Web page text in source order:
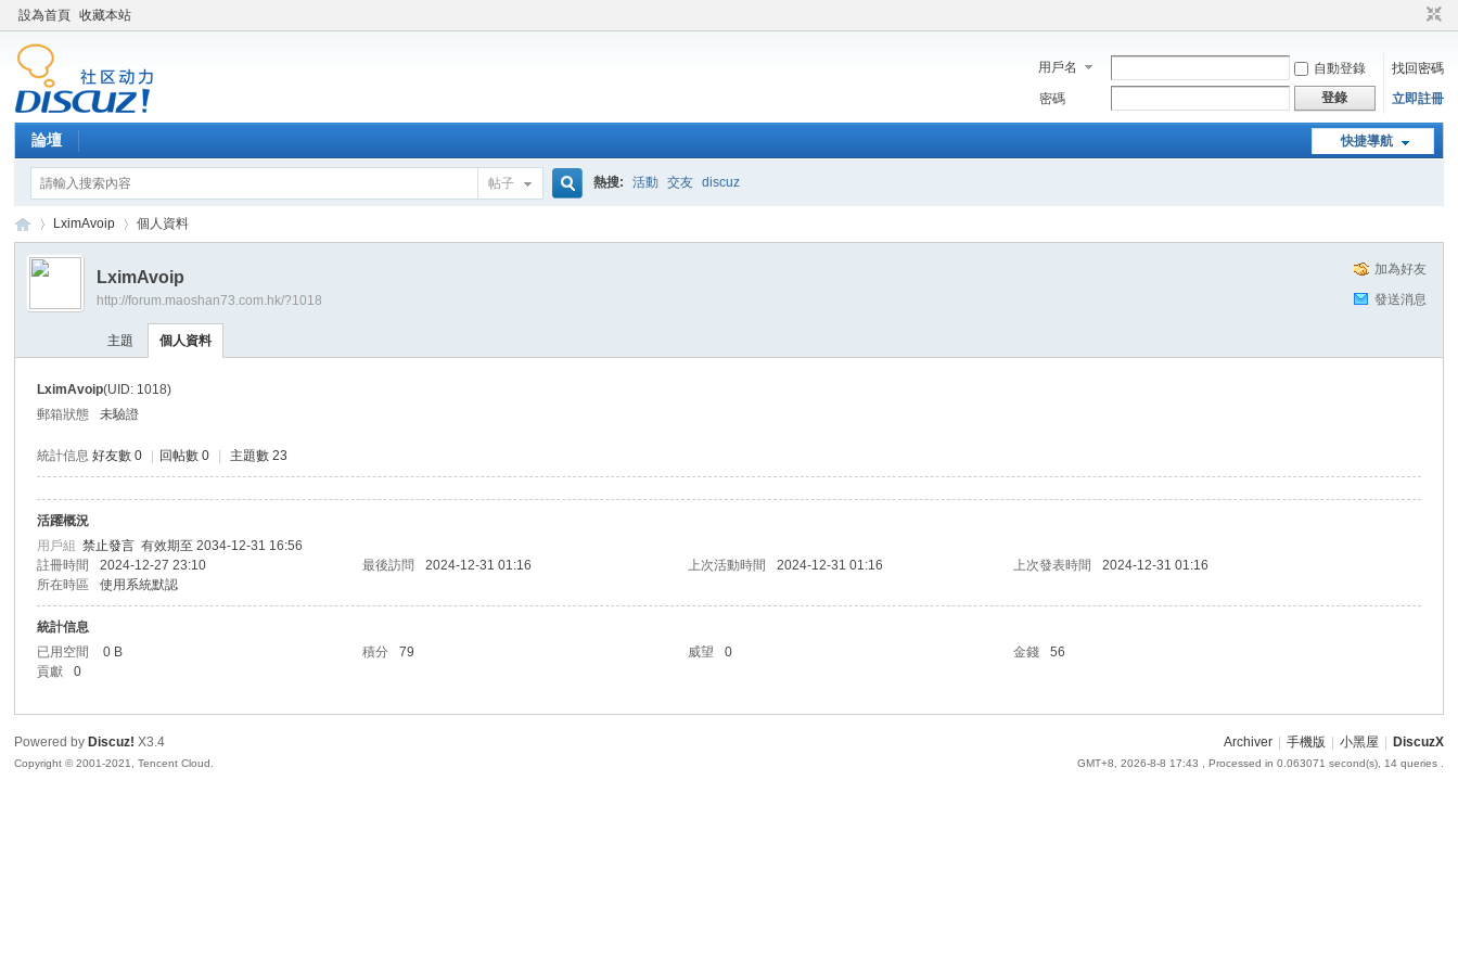
設為首頁 收藏本站
用戶名 自動登錄
找回密碼
密碼
登錄 立即註冊
快捷導航
論壇
帖子 熱搜: 活動 交友 discuz
uz!
›
LximAvoip 個人資料
加為好友
發送消息
LximAvoip
http://forum.maoshan73.com.hk/?1018
主題 個人資料
LximAvoip(UID: 1018)
郵箱狀態
未驗證
統計信息 好友數 0 回帖數 0 主題數 23
活躍概況
用戶組禁止發言 有效期至 2034-12-31 16:56
註冊時間
2024-12-27 23:10 最後訪問 2024-12-31 01:16 上次活動時間 2024-12-31 01:16 上次發表時間
2024-12-31 01:16
所在時區
使用系統默認
統計信息
已用空間
0 B 積分 79 威望 0 金錢
56
貢獻
0
Archiver 手機版 小黑屋 DiscuzX
GMT+8, 2026-8-8 17:43 , Processed in 0.063071 second(s), 14 queries .
Powered by Discuz! X3.4
Copyright © 2001-2021, Tencent Cloud.